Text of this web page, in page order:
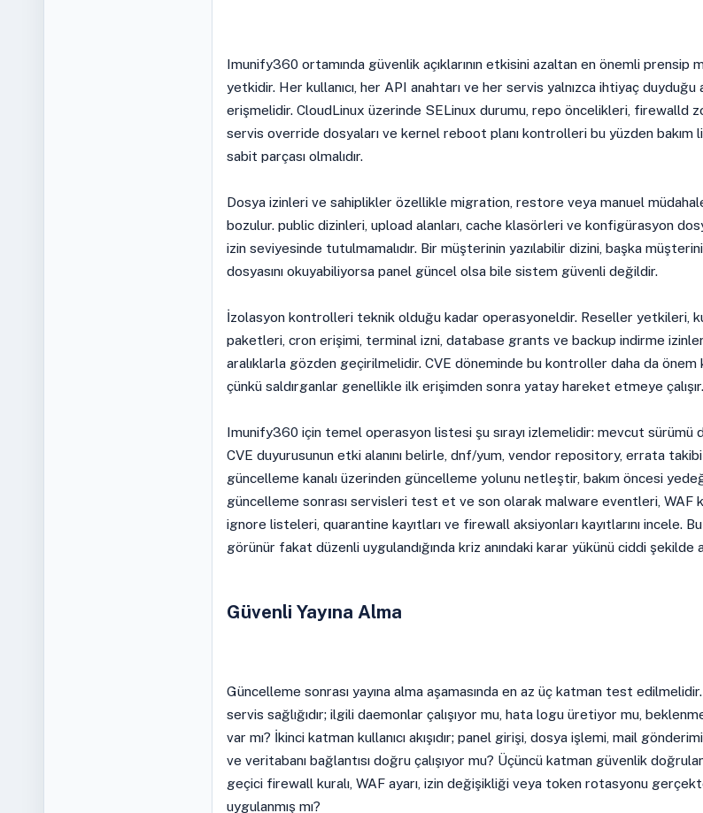
Imunify360 ortamında güvenlik açıklarının etkisini azaltan en önemli prensip
yetkidir. Her kullanıcı, her API anahtarı ve her servis yalnızca ihtiyaç duyduğu
erişmelidir. CloudLinux üzerinde SELinux durumu, repo öncelikleri, firewalld
servis override dosyaları ve kernel reboot planı kontrolleri bu yüzden bakım
sabit parçası olmalıdır.
Dosya izinleri ve sahiplikler özellikle migration, restore veya manuel
bozulur. public dizinleri, upload alanları, cache klasörleri ve konfigürasyon
izin seviyesinde tutulmamalıdır. Bir müşterinin yazılabilir dizini, başka
dosyasını okuyabiliyorsa panel güncel olsa bile sistem güvenli değildir.
İzolasyon kontrolleri teknik olduğu kadar operasyoneldir. Reseller yetkileri,
paketleri, cron erişimi, terminal izni, database grants ve backup indirme
aralıklarla gözden geçirilmelidir. CVE döneminde bu kontroller daha da önem
çünkü saldırganlar genellikle ilk erişimden sonra yatay hareket etmeye çalışır.
Imunify360 için temel operasyon listesi şu sırayı izlemelidir: mevcut sürümü
CVE duyurusunun etki alanını belirle, dnf/yum, vendor repository, errata
güncelleme kanalı üzerinden güncelleme yolunu netleştir, bakım öncesi
güncelleme sonrası servisleri test et ve son olarak malware eventleri, WAF
ignore listeleri, quarantine kayıtları ve firewall aksiyonları kayıtlarını incele. Bu
görünür fakat düzenli uygulandığında kriz anındaki karar yükünü ciddi şekilde
Güvenli Yayına Alma
Güncelleme sonrası yayına alma aşamasında en az üç katman test
servis sağlığıdır; ilgili daemonlar çalışıyor mu, hata logu üretiyor mu,
var mı? İkinci katman kullanıcı akışıdır; panel girişi, dosya işlemi, mail
ve veritabanı bağlantısı doğru çalışıyor mu? Üçüncü katman güvenlik
geçici firewall kuralı, WAF ayarı, izin değişikliği veya token rotasyonu
uygulanmış mı?